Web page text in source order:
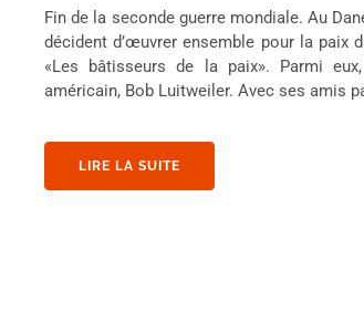
Fin de la seconde guerre mondiale. Au
décident d’œuvrer ensemble pour la paix
«Les bâtisseurs de la paix». Parmi
américain, Bob Luitweiler. Avec ses amis
LIRE LA SUITE